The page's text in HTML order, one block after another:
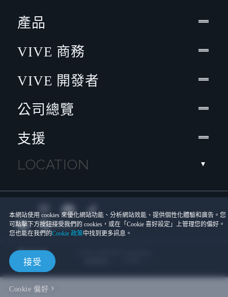
本網站使用 cookies 來優化網站功能、分析網站效能、提供個性化體驗和廣告。您
可點擊下方按鈕接受我們的 cookies，或在「Cookie 喜好設定」上管理您的偏好。
您也能在我們的Cookie 政策中找到更多訊息。
接受
Cookie 偏好
產品
VIVE 商務
VIVE 開發者
公司總覽
支援
LOCATION